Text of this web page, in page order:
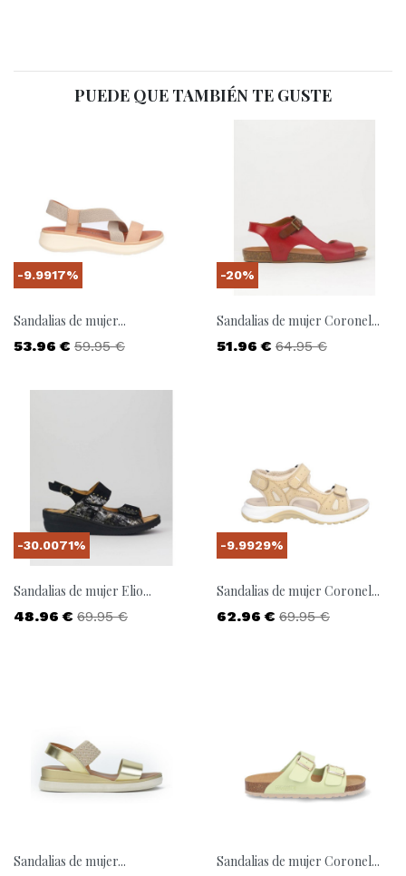
PUEDE QUE TAMBIÉN TE GUSTE
Sandalias de mujer...
Precio
53.96 € Precio base
59.95 €
-9.9917%
Sandalias de mujer Coronel...
Precio
51.96 € Precio base
64.95 €
-20%
Sandalias de mujer Elio...
Precio
48.96 € Precio base
69.95 €
-30.0071%
Sandalias de mujer Coronel...
Precio
62.96 € Precio base
69.95 €
-9.9929%
Sandalias de mujer...
Sandalias de mujer Coronel...